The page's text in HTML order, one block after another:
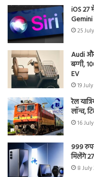
iOS 27
25
Audi और
बग्गी,
EV
19
रेल
लॉन्च,
16
999
मिलेंगे
8 July